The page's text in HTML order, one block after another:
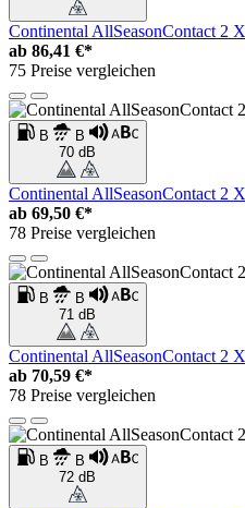
Continental AllSeasonContact 2
ab 86,41 €*
75 Preise vergleichen
B
B
70 dB
Continental AllSeasonContact 2
ab 69,50 €*
78 Preise vergleichen
B
B
71 dB
Continental AllSeasonContact 2
ab 70,59 €*
78 Preise vergleichen
B
B
72 dB